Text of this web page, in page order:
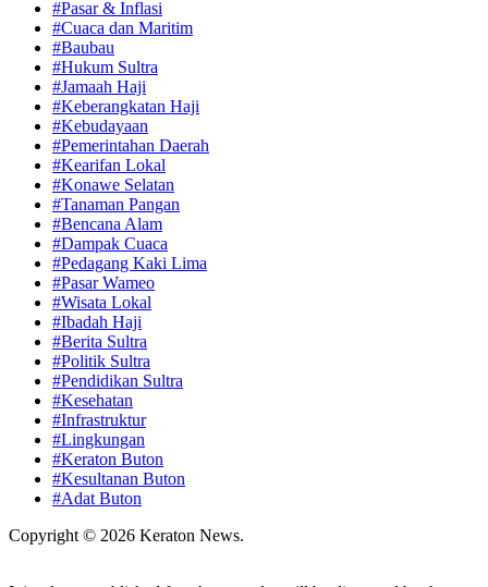
#Pasar & Inflasi
#Cuaca dan Maritim
#Baubau
#Hukum Sultra
#Jamaah Haji
#Keberangkatan Haji
#Kebudayaan
#Pemerintahan Daerah
#Kearifan Lokal
#Konawe Selatan
#Tanaman Pangan
#Bencana Alam
#Dampak Cuaca
#Pedagang Kaki Lima
#Pasar Wameo
#Wisata Lokal
#Ibadah Haji
#Berita Sultra
#Politik Sultra
#Pendidikan Sultra
#Kesehatan
#Infrastruktur
#Lingkungan
#Keraton Buton
#Kesultanan Buton
#Adat Buton
Copyright © 2026 Keraton News.